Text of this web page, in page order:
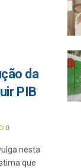
da
PIB
0
nesta
que